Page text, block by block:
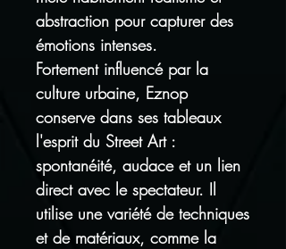
abstraction pour capturer des
émotions intenses.
Fortement influencé par la
culture urbaine, Eznop
conserve dans ses tableaux
l'esprit du Street Art :
spontanéité, audace et un lien
direct avec le spectateur. Il
utilise une variété de techniques
et de matériaux, comme la